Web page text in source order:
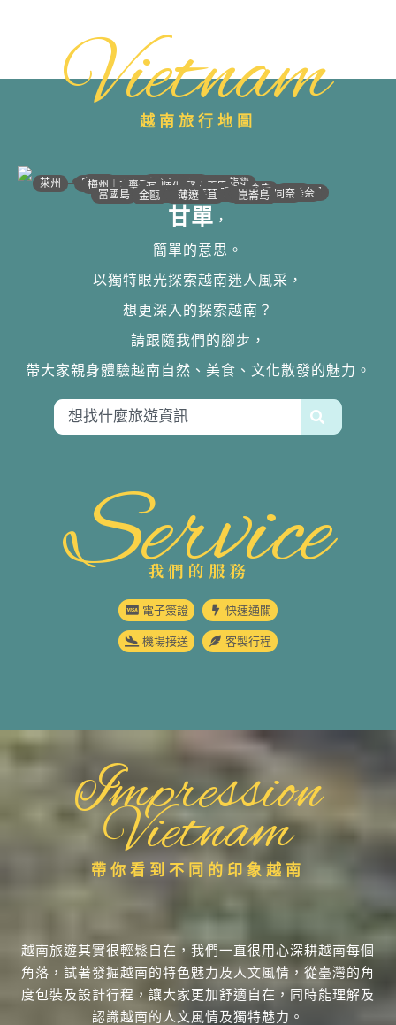
Vietnam
越南旅行地圖
• 河江｜高平
沙壩 •
萊州 • 宣光 •
安沛｜木江界 •
• 太原
梅州｜木州•• 北江｜北寧
• 下龍灣
• 河內
•海防｜海洋
• 南定｜清化
寧平 ••河靜｜義安
洞海 •
順化 •• 峴港
• 會安
• 歸仁
邦美蜀 •
大叻 ••芽莊｜潘郎
•潘切｜美奈
平陽 •
西寧 •
胡志明 •
美萩 •
富國島 •迪石 •
金甌 • • 同奈
• 頭頓
• 芹苴 •崑崙島
• 薄遼
甘單 ，
簡單的意思。
以獨特眼光探索越南迷人風采，
想更深入的探索越南？
請跟隨我們的腳步，
帶大家親身體驗越南自然、美食、文化散發的魅力。
Service
我們的服務
電子簽證 快速通關
機場接送 客製行程
Impression
Vietnam
帶你看到不同的印象越南
越南旅遊其實很輕鬆自在，我們一直很用心深耕越南每個
角落，試著發掘越南的特色魅力及人文風情，從臺灣的角
度包裝及設計行程，讓大家更加舒適自在，同時能理解及
認識越南的人文風情及獨特魅力。